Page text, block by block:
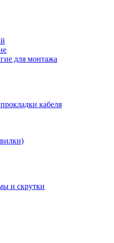
для монтажа
кабеля
и скрутки